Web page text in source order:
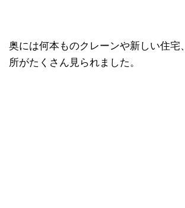
奥には何本ものクレーンや新しい住宅
所がたくさん見られました。